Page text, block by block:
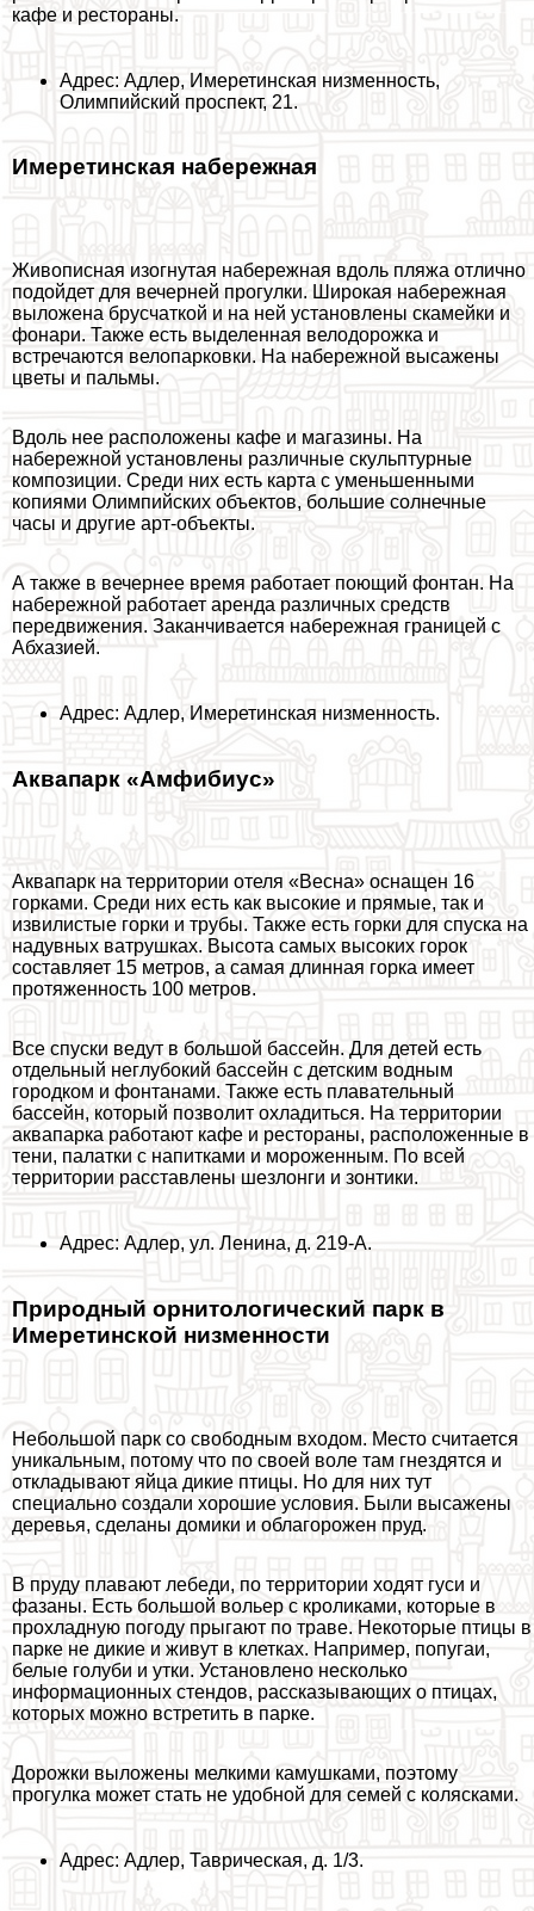
кафе и рестораны.
Адрес: Адлер, Имеретинская низменность,
Олимпийский проспект, 21.
Имеретинская набережная
Живописная изогнутая набережная вдоль пляжа отлично
подойдет для вечерней прогулки. Широкая набережная
выложена брусчаткой и на ней установлены скамейки и
фонари. Также есть выделенная велодорожка и
встречаются велопарковки. На набережной высажены
цветы и пальмы.
Вдоль нее расположены кафе и магазины. На
набережной установлены различные скульптурные
композиции. Среди них есть карта с уменьшенными
копиями Олимпийских объектов, большие солнечные
часы и другие арт-объекты.
А также в вечернее время работает поющий фонтан. На
набережной работает аренда различных средств
передвижения. Заканчивается набережная границей с
Абхазией.
Адрес: Адлер, Имеретинская низменность.
Аквапарк «Амфибиус»
Аквапарк на территории отеля «Весна» оснащен 16
горками. Среди них есть как высокие и прямые, так и
извилистые горки и трубы. Также есть горки для спуска на
надувных ватрушках. Высота самых высоких горок
составляет 15 метров, а самая длинная горка имеет
протяженность 100 метров.
Все спуски ведут в большой бассейн. Для детей есть
отдельный неглубокий бассейн с детским водным
городком и фонтанами. Также есть плавательный
бассейн, который позволит охладиться. На территории
аквапарка работают кафе и рестораны, расположенные в
тени, палатки с напитками и мороженным. По всей
территории расставлены шезлонги и зонтики.
Адрес: Адлер, ул. Ленина, д. 219-А.
Природный орнитологический парк в
Имеретинской низменности
Небольшой парк со свободным входом. Место считается
уникальным, потому что по своей воле там гнездятся и
откладывают яйца дикие птицы. Но для них тут
специально создали хорошие условия. Были высажены
деревья, сделаны домики и облагорожен пруд.
В пруду плавают лебеди, по территории ходят гуси и
фазаны. Есть большой вольер с кроликами, которые в
прохладную погоду прыгают по траве. Некоторые птицы в
парке не дикие и живут в клетках. Например, попугаи,
белые гoлyби и утки. Установлено несколько
информационных стендов, рассказывающих о птицах,
которых можно встретить в парке.
Дорожки выложены мелкими камушками, поэтому
прогулка может стать не удобной для семей с колясками.
Адрес: Адлер, Таврическая, д. 1/3.